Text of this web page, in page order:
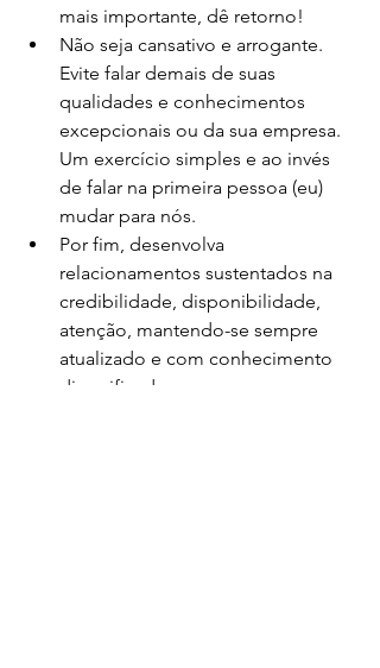
mais importante, dê retorno!
Não seja cansativo e arrogante.
Evite falar demais de suas
qualidades e conhecimentos
excepcionais ou da sua empresa.
Um exercício simples e ao invés
de falar na primeira pessoa (eu)
mudar para nós.
Por fim, desenvolva
relacionamentos sustentados na
credibilidade, disponibilidade,
atenção, mantendo-se sempre
atualizado e com conhecimento
diversificado que o sucesso com a